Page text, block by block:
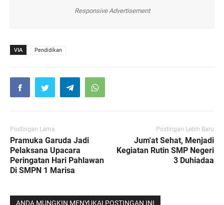
Responsive Advertisement
VIA Pendidikan
Postingan Lama
Pramuka Garuda Jadi
Pelaksana Upacara
Peringatan Hari Pahlawan
Di SMPN 1 Marisa
Postingan Lebih Baru
Jum'at Sehat, Menjadi
Kegiatan Rutin SMP Negeri
3 Duhiadaa
ANDA MUNGKIN MENYUKAI POSTINGAN INI